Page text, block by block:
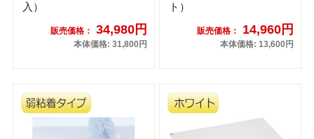
入）
販売価格： 34,980円
本体価格: 31,800円
ト）
販売価格： 14,960円
本体価格: 13,600円